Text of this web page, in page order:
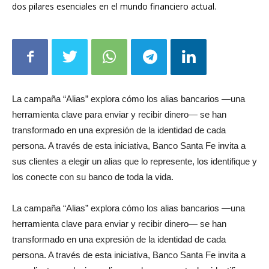
herramienta clave para enviar y recibir dinero— se han
transformado en una expresión de la identidad de cada
persona. A través de esta iniciativa, Banco Santa Fe invita a
sus clientes a elegir un alias que lo represente, los identifique y
los conecte con su banco de toda la vida.
herramienta clave para enviar y recibir dinero— se han
transformado en una expresión de la identidad de cada
persona. A través de esta iniciativa, Banco Santa Fe invita a
sus clientes a elegir un alias que lo represente, los identifique y